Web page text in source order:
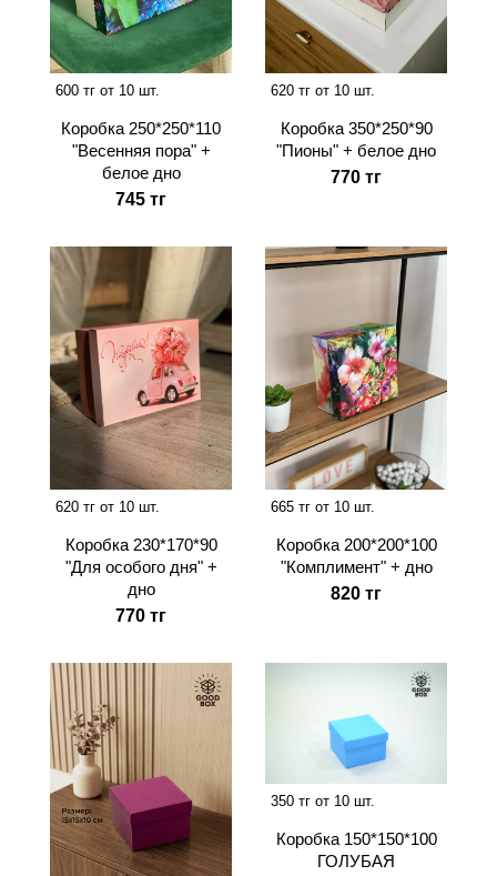
600 тг от 10 шт.
Коробка 250*250*110
"Весенняя пора" +
белое дно
745 тг
620 тг от 10 шт.
Коробка 350*250*90
"Пионы" + белое дно
770 тг
620 тг от 10 шт.
Коробка 230*170*90
"Для особого дня" +
дно
770 тг
665 тг от 10 шт.
Коробка 200*200*100
"Комплимент" + дно
820 тг
350 тг от 10 шт.
Коробка 150*150*100
ГОЛУБАЯ